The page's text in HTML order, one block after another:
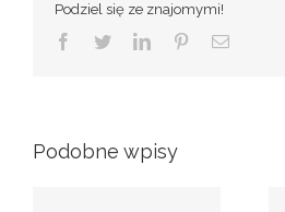
Podziel się ze znajomymi!
Facebook
TwitterLinkedInPinterestEmail
Podobne wpisy